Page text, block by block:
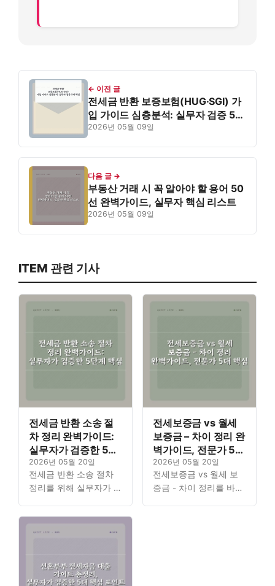
← 이전 글
전세금 반환 보증보험(HUG·SGI) 가
입 가이드 심층분석: 실무자 검증 5대
핵심
2026년 05월 09일
다음 글 →
부동산 거래 시 꼭 알아야 할 용어 50
선 완벽가이드, 실무자 핵심 리스트
2026년 05월 09일
ITEM 관련 기사
전세금 반환 소송 절
차 정리 완벽가이드:
실무자가 검증한 5단
계 핵심
2026년 05월 20일
전세금 반환 소송 절차
정리를 위해 실무자가 검
히 안내합니다. 소중한
전세보증금 vs 월세
보증금 – 차이 정리 완
벽가이드, 전문가 5대
핵심
2026년 05월 20일
전세보증금 vs 월세 보
증금 - 차이 정리를 바탕